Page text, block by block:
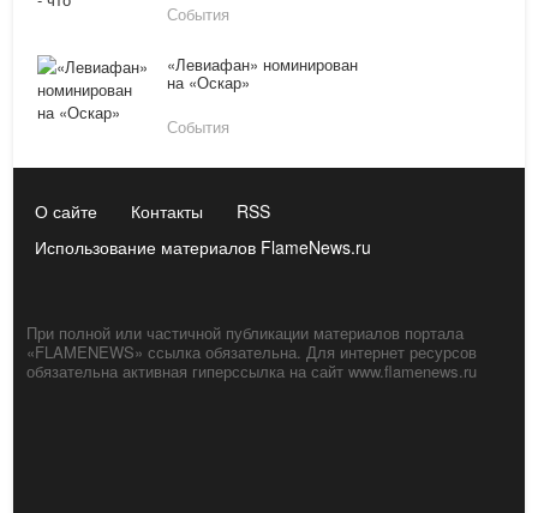
События
«Левиафан» номинирован
на «Оскар»
События
О сайте Контакты
RSS
Использование материалов FlameNews.ru
При полной или частичной публикации материалов портала
«FLAMENEWS» ссылка обязательна. Для интернет ресурсов
обязательна активная гиперссылка на сайт www.flamenews.ru